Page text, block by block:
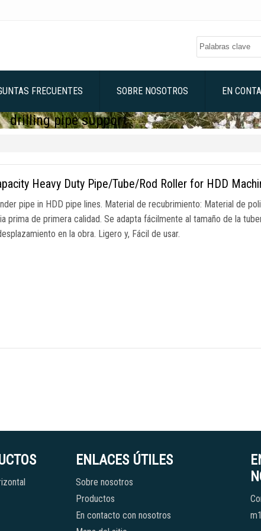
FRECUENTES SOBRE NOSOTROS EN
drilling pipe support
Heavy Duty Pipe/Tube/Rod Roller for HDD
pipe in HDD pipe lines. Material de recubrimiento: Material de
prima de primera calidad. Se adapta fácilmente al tamaño de la
en la obra. Ligero y, Fácil de usar.
ENLACES ÚTILES
Sobre nosotros
Productos
En contacto con nosotros